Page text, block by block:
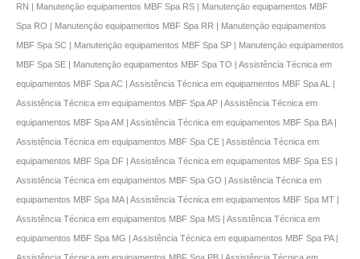
RN | Manutençāo equipamentos MBF Spa RS | Manutençāo equipamentos MBF
Spa RO | Manutençāo equipamentos MBF Spa RR | Manutençāo equipamentos
MBF Spa SC | Manutençāo equipamentos MBF Spa SP | Manutençāo equipamentos
MBF Spa SE | Manutençāo equipamentos MBF Spa TO | Assistência Técnica em
equipamentos MBF Spa AC | Assistência Técnica em equipamentos MBF Spa AL |
Assistência Técnica em equipamentos MBF Spa AP | Assistência Técnica em
equipamentos MBF Spa AM | Assistência Técnica em equipamentos MBF Spa BA |
Assistência Técnica em equipamentos MBF Spa CE | Assistência Técnica em
equipamentos MBF Spa DF | Assistência Técnica em equipamentos MBF Spa ES |
Assistência Técnica em equipamentos MBF Spa GO | Assistência Técnica em
equipamentos MBF Spa MA | Assistência Técnica em equipamentos MBF Spa MT |
Assistência Técnica em equipamentos MBF Spa MS | Assistência Técnica em
equipamentos MBF Spa MG | Assistência Técnica em equipamentos MBF Spa PA |
Assistência Técnica em equipamentos MBF Spa PB | Assistência Técnica em